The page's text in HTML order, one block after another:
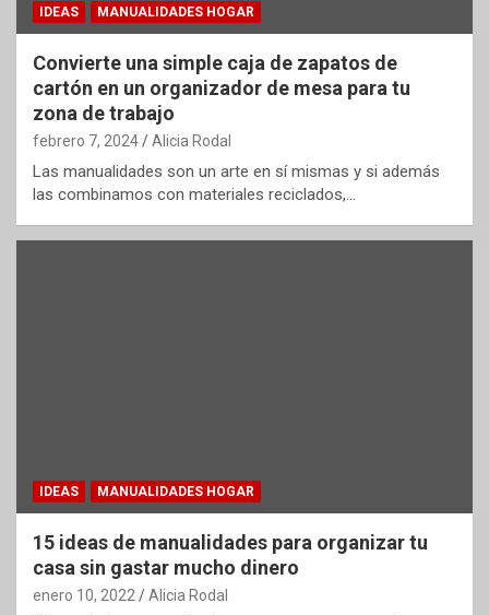
IDEAS MANUALIDADES HOGAR
Convierte una simple caja de zapatos de
cartón en un organizador de mesa para tu
zona de trabajo
febrero 7, 2024 Alicia Rodal
Las manualidades son un arte en sí mismas y si además
las combinamos con materiales reciclados,…
IDEAS MANUALIDADES HOGAR
15 ideas de manualidades para organizar tu
casa sin gastar mucho dinero
enero 10, 2022 Alicia Rodal